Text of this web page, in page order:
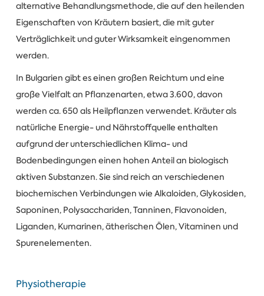
alternative Behandlungsmethode, die auf den heilenden
Eigenschaften von Kräutern basiert, die mit guter
Verträglichkeit und guter Wirksamkeit eingenommen
werden.
In Bulgarien gibt es einen großen Reichtum und eine
große Vielfalt an Pflanzenarten, etwa 3.600, davon
werden ca. 650 als Heilpflanzen verwendet. Kräuter als
natürliche Energie- und Nährstoffquelle enthalten
aufgrund der unterschiedlichen Klima- und
Bodenbedingungen einen hohen Anteil an biologisch
aktiven Substanzen. Sie sind reich an verschiedenen
biochemischen Verbindungen wie Alkaloiden, Glykosiden,
Saponinen, Polysacchariden, Tanninen, Flavonoiden,
Liganden, Kumarinen, ätherischen Ölen, Vitaminen und
Spurenelementen.
Physiotherapie